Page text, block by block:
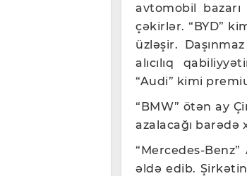
avtomobil
çəkirlər. “BYD”
üzləşir.
alıcılıq
“Audi” kimi
“BMW” ötən ay
azalacağı barədə
“Mercedes-
əldə edib.